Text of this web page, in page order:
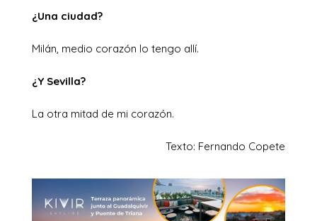
¿Una ciudad?
Milán, medio corazón lo tengo allí.
¿Y Sevilla?
La otra mitad de mi corazón.
Texto: Fernando Copete